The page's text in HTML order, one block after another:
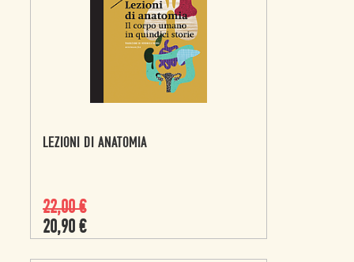
LEZIONI DI ANATOMIA
22,00€
20,90 €